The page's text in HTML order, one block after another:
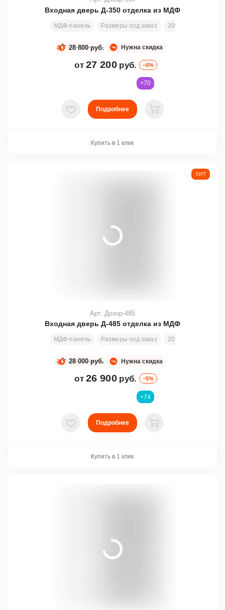
Входная дверь Д-350 отделка из МДФ
МДФ-панель Размеры под заказ 2000х820 мм
Нужна скидка
28 800 руб.
от 27 200 руб. –6%
+70
В избранное
Подробнее
В корзину
Купить в 1 клик
Входная дверь Д-485 отделка из МДФ
МДФ-панель Размеры под заказ 202х82 см
Арт. Дозор-485
Нужна скидка
28 000 руб.
от 26 900 руб. –5%
ХИТ
+74
В избранное
Подробнее
В корзину
Купить в 1 клик